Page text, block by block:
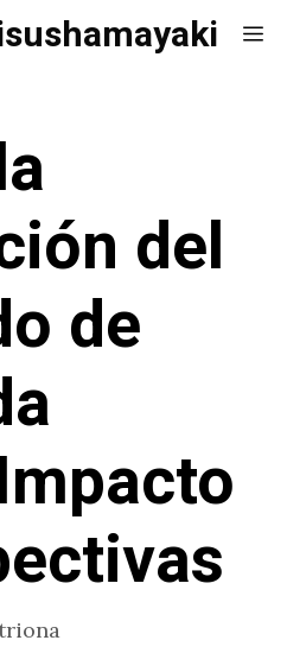
del
de